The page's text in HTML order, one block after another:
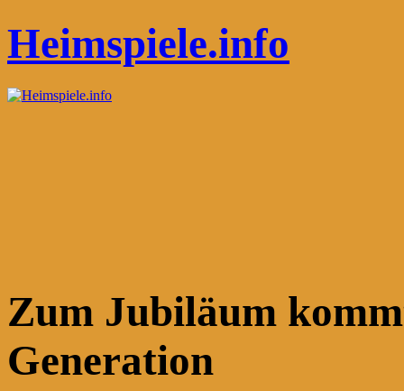
Heimspiele.info
Zum Jubiläum
Generation